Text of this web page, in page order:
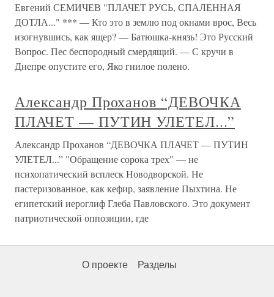
Евгений СЕМИЧЕВ "ПЛАЧЕТ РУСЬ, СПАЛЕННАЯ
ДОТЛА..." *** — Кто это в землю под окнами врос, Весь
изогнувшись, как ящер? — Батюшка-князь! Это Русский
Вопрос. Пес беспородный смердящий. — С кручи в
Днепре опустите его, Яко гнилое полено.
Александр Проханов “ДЕВОЧКА
ПЛАЧЕТ — ПУТИН УЛЕТЕЛ...”
Александр Проханов “ДЕВОЧКА ПЛАЧЕТ — ПУТИН
УЛЕТЕЛ...” "Обращение сорока трех" — не
психопатический всплеск Новодворской. Не
пастеризованное, как кефир, заявление Пыхтина. Не
египетский иероглиф Глеба Павловского. Это документ
патриотической оппозиции, где
О проекте Разделы